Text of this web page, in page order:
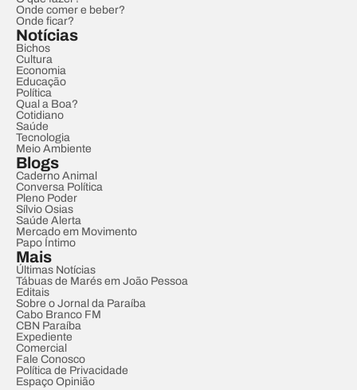
Onde comer e beber?
Onde ficar?
Notícias
Bichos
Cultura
Economia
Educação
Política
Qual a Boa?
Cotidiano
Saúde
Tecnologia
Meio Ambiente
Blogs
Caderno Animal
Conversa Política
Pleno Poder
Sílvio Osias
Saúde Alerta
Mercado em Movimento
Papo Íntimo
Mais
Últimas Notícias
Tábuas de Marés em João Pessoa
Editais
Sobre o Jornal da Paraíba
Cabo Branco FM
CBN Paraíba
Expediente
Comercial
Fale Conosco
Política de Privacidade
Espaço Opinião